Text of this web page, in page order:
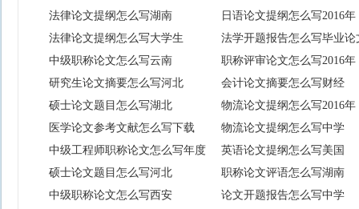
法律论文提纲怎么写湖南
法律论文提纲怎么写大学生
中级职称论文怎么写云南
研究生论文摘要怎么写河北
硕士论文题目怎么写湖北
医学论文参考文献怎么写下载
中级工程师职称论文怎么写年度
硕士论文题目怎么写河北
中级职称论文怎么写西安
日语论文提纲怎么写2016年
法学开题报告怎么写毕业论
职称评审论文怎么写2016年
会计论文摘要怎么写财经
物流论文提纲怎么写2016年
物流论文提纲怎么写中学
英语论文提纲怎么写美国
职称论文评语怎么写湖南
论文开题报告怎么写中学